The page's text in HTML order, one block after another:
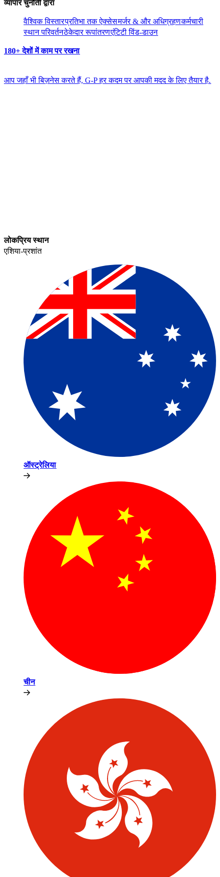
व्यापार चुनौती द्वारा​​
वैश्विक विस्तार​​प्रतिभा तक ऐक्सेस​​मर्जर & और अधिग्रहण​​कर्मचारी
स्थान परिवर्तन​​ठेकेदार रूपांतरण​​एंटिटी विंड-डाउन​​
180+ देशों में काम पर रखना​​
आप जहाँ भी बिज़नेस करते हैं, G-P हर कदम पर आपकी मदद के लिए तैयार है.​​
लोकप्रिय स्थान​​
एशिया-प्रशांत​​
ऑस्ट्रेलिया​​
चीन​​